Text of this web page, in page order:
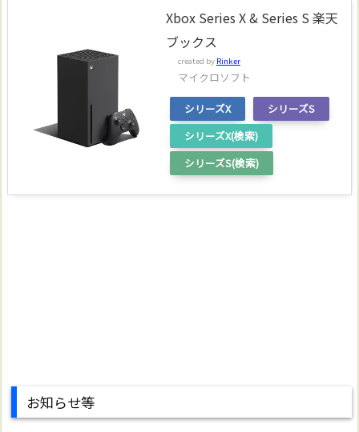
Xbox Series X & Series S 楽天
ブックス
created by Rinker
マイクロソフト
シリーズX
シリーズS
シリーズX(検索)
シリーズS(検索)
お知らせ等